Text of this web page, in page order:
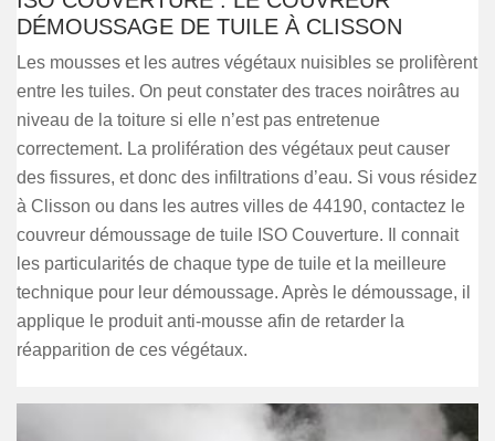
DÉMOUSSAGE DE TUILE À CLISSON
Les mousses et les autres végétaux nuisibles se prolifèrent
entre les tuiles. On peut constater des traces noirâtres au
niveau de la toiture si elle n’est pas entretenue
correctement. La prolifération des végétaux peut causer
des fissures, et donc des infiltrations d’eau. Si vous résidez
à Clisson ou dans les autres villes de 44190, contactez le
couvreur démoussage de tuile ISO Couverture. Il connait
les particularités de chaque type de tuile et la meilleure
technique pour leur démoussage. Après le démoussage, il
applique le produit anti-mousse afin de retarder la
réapparition de ces végétaux.